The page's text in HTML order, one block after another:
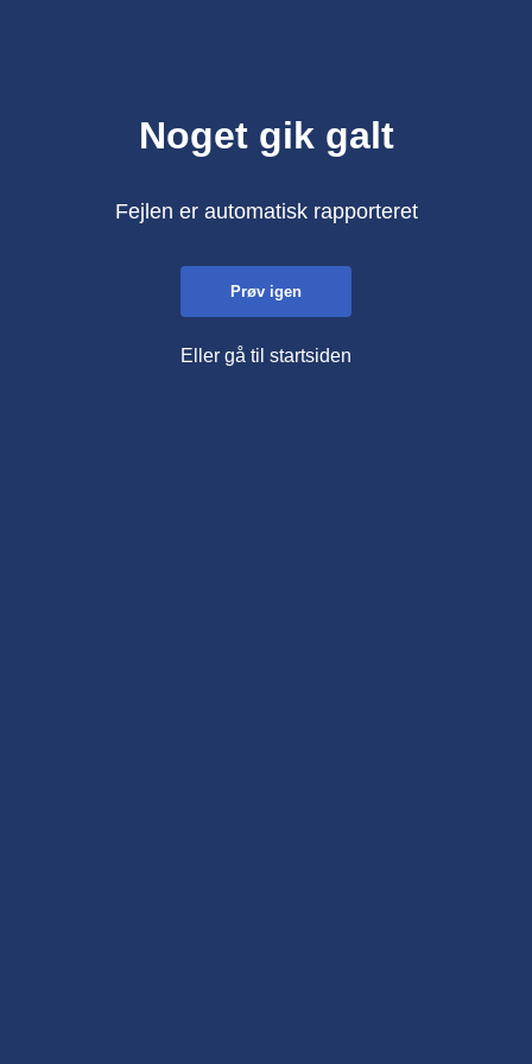
Noget gik galt
Fejlen er automatisk rapporteret
Prøv igen
Eller gå til startsiden